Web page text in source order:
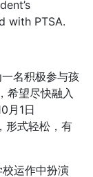
with PTSA.
一名积极参与孩
希望尽快融入
月1日
形式轻松 ，有
运作中扮演